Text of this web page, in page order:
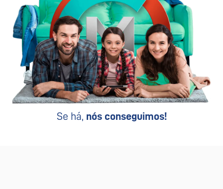
Se há, nós conseguimos!